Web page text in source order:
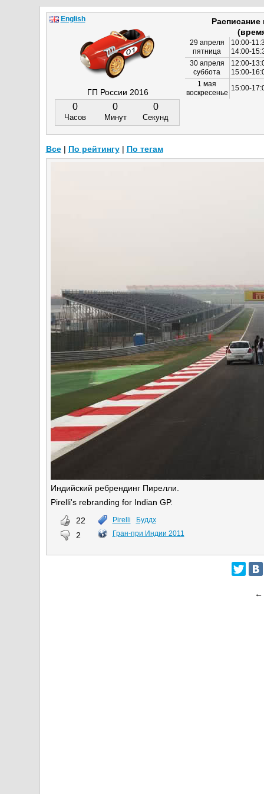
Индийский ребрендинг Пирелли.
Pirelli's rebranding for Indian GP.
22
2
Pirelli
Буддх
Гран-при Индии 2011
ГП России 2016
0
Часов
0
Минут
0
Секунд
29 апреля
пятница
10:00-
14:00-
30 апреля
суббота
12:00-
15:00-
1 мая
воскресенье
15:00-
English
Все| По рейтингу| По тегам